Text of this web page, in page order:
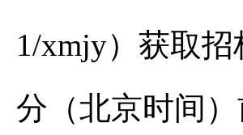
1/xmjy）获取招
分（北京时间